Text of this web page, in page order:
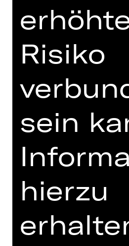
TERMINE UND
MIT
Förderverein
e. V.
Risiko
sein
hierzu